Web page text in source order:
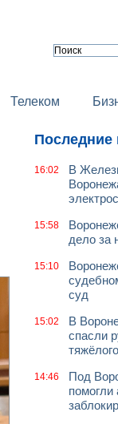
Телеком
Последние
16:02
В
15:58
дело за
15:10
суд
15:02
В
спасли
14:46
Под
помогли